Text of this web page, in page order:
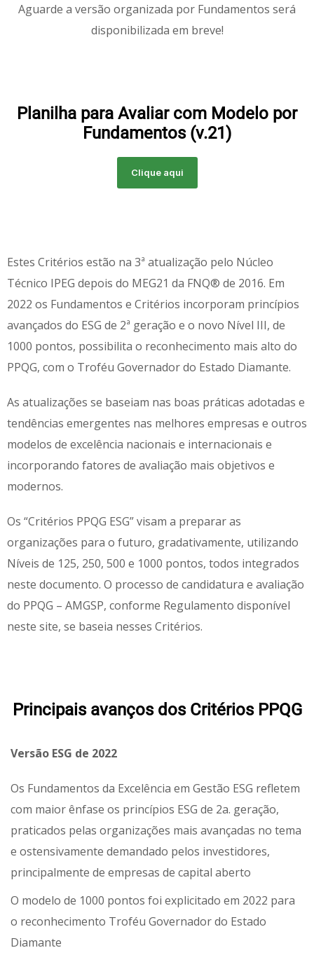
Aguarde a versão organizada por Fundamentos será
disponibilizada em breve!
Planilha para Avaliar com Modelo por
Fundamentos (v.21)
Clique aqui
Estes Critérios estão na 3ª atualização pelo Núcleo
Técnico IPEG depois do MEG21 da FNQ® de 2016. Em
2022 os Fundamentos e Critérios incorporam princípios
avançados do ESG de 2ª geração e o novo Nível III, de
1000 pontos, possibilita o reconhecimento mais alto do
PPQG, com o Troféu Governador do Estado Diamante.
As atualizações se baseiam nas boas práticas adotadas e
tendências emergentes nas melhores empresas e outros
modelos de excelência nacionais e internacionais e
incorporando fatores de avaliação mais objetivos e
modernos.
Os “Critérios PPQG ESG” visam a preparar as
organizações para o futuro, gradativamente, utilizando
Níveis de 125, 250, 500 e 1000 pontos, todos integrados
neste documento. O processo de candidatura e avaliação
do PPQG – AMGSP, conforme Regulamento disponível
neste site, se baseia nesses Critérios.
Principais avanços dos Critérios PPQG
Versão ESG de 2022
Os Fundamentos da Excelência em Gestão ESG refletem
com maior ênfase os princípios ESG de 2a. geração,
praticados pelas organizações mais avançadas no tema
e ostensivamente demandado pelos investidores,
principalmente de empresas de capital aberto
O modelo de 1000 pontos foi explicitado em 2022 para
o reconhecimento Troféu Governador do Estado
Diamante